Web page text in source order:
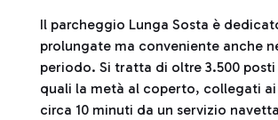
Il parcheggio Lunga Sosta è
prolungate ma conveniente anche
periodo. Si tratta di oltre 3.500
quali la metà al coperto, collegati ai
circa 10 minuti da un servizio